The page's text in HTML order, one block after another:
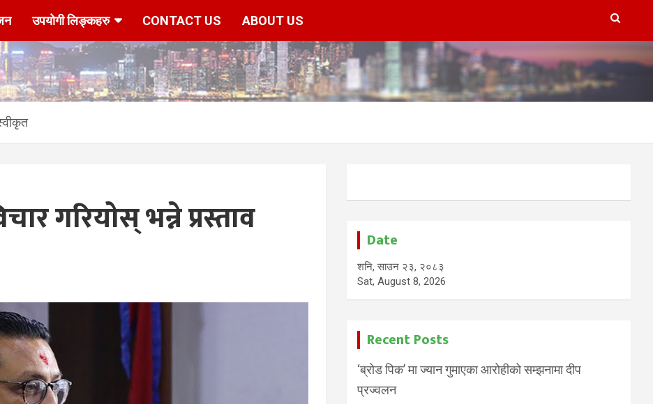
उपयोगी लिङ्कहरु CONTACT US ABOUT US
गरियोस् भन्ने प्रस्ताव Date
शनि, साउन २३, २०८३
Sat, August 8, 2026
Recent Posts
‘ब्रोड पिक’ मा ज्यान गुमाएका आरोहीको सम्झनामा दीप
प्रज्वलन